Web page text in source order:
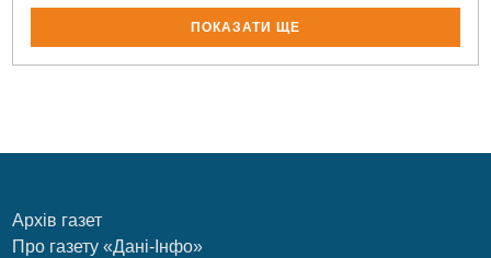
ПОКАЗАТИ ЩЕ
Архів газет
Про газету «Дані-Інфо»